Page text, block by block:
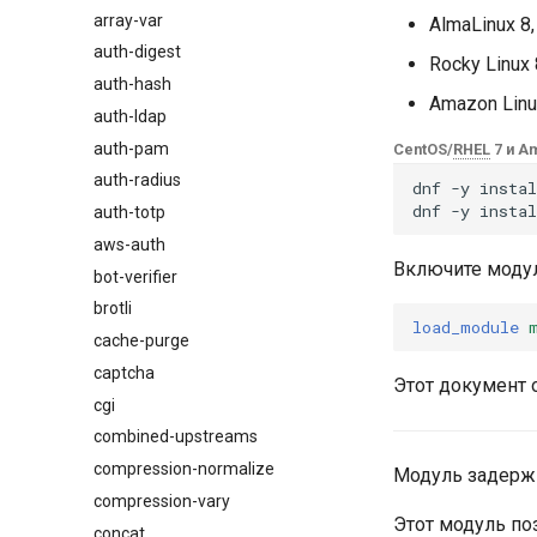
$browser_name
$browser_version
$device_brand
$device_json
$device_model
$device_type
$is_ai_crawler
$is_bot
$is_console
$is_desktop
$is_mobile
$is_tablet
$is_wearable
$os_family
$os_name
$os_version
array-var
auth-digest
auth-hash
auth-ldap
auth-pam
auth-radius
auth-totp
aws-auth
bot-verifier
brotli
cache-purge
captcha
cgi
combined-upstreams
compression-normalize
compression-vary
concat
AlmaLinux
Rocky Linux
Amazon
CentOS/RHEL 7 и
dnf -y
dnf -y
Включите
load_module
Этот документ
Модуль
Этот модуль